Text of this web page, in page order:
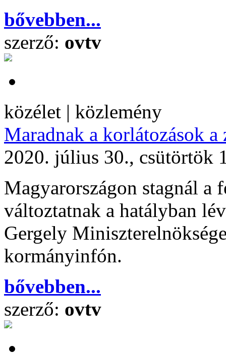
bővebben...
szerző: ovtv
közélet | közlemény
Maradnak a korlátozások a
2020. július 30., csütörtök
Magyarországon stagnál a
változtatnak a hatályban
Gergely
kormányinfón.
bővebben...
szerző: ovtv